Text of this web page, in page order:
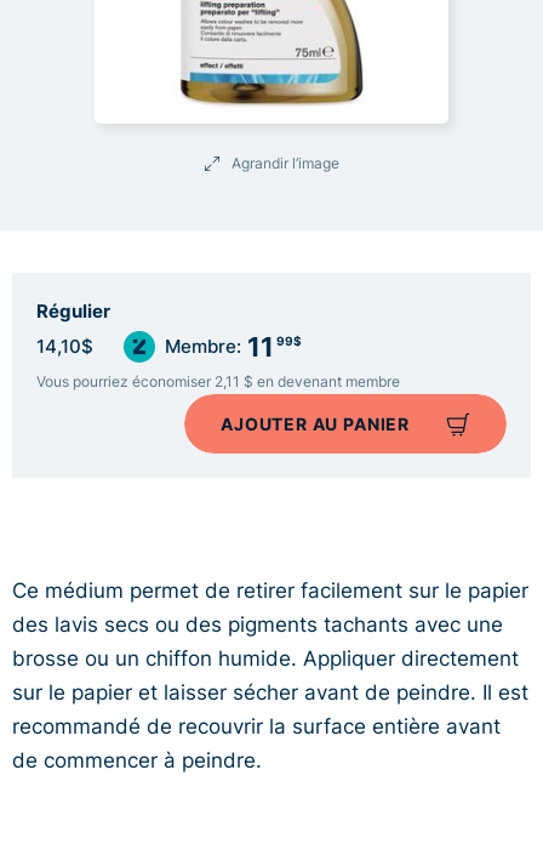
Agrandir l’image
Régulier
14,10$ Membre: 11 99$
Vous pourriez économiser 2,11 $ en devenant membre
AJOUTER AU PANIER
Ce médium permet de retirer facilement sur le papier
des lavis secs ou des pigments tachants avec une
brosse ou un chiffon humide. Appliquer directement
sur le papier et laisser sécher avant de peindre. Il est
recommandé de recouvrir la surface entière avant
de commencer à peindre.